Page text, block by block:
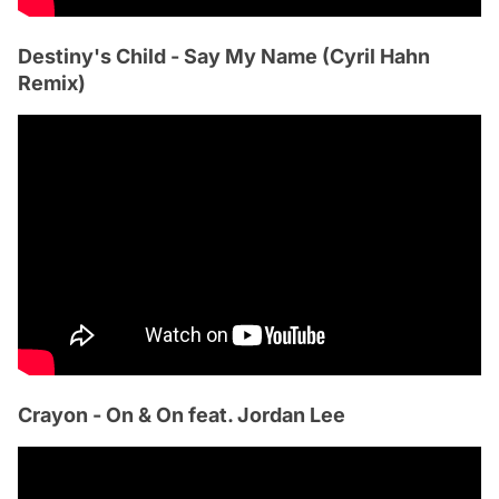
Destiny's Child - Say My Name (Cyril Hahn
Remix)
Crayon - On & On feat. Jordan Lee